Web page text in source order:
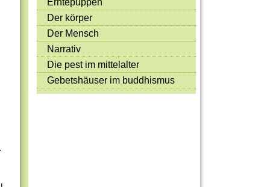
Jugendreporter
Rezeptideen
Game-Tests
Reisen, Events & Sport
E-Cards
Erntepuppen
Der körper
Der Mensch
Narrativ
Die pest im mittelalter
Gebetshäuser im buddhismus